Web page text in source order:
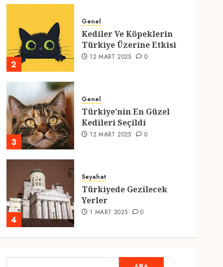
2
Genel
Kediler Ve Köpeklerin
Türkiye Üzerine Etkisi
12 MART 2025 0
3
Genel
Türkiye’nin En Güzel
Kedileri Seçildi
12 MART 2025 0
4
Seyahat
Türkiyede Gezilecek
Yerler
1 MART 2025 0
Ramazan Ayı 2025: